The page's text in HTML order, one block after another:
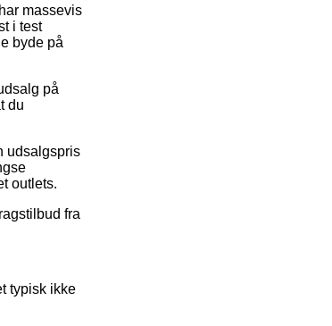
massevis
i test
byde på
på
du
udsalgspris
outlets.
fra
typisk ikke